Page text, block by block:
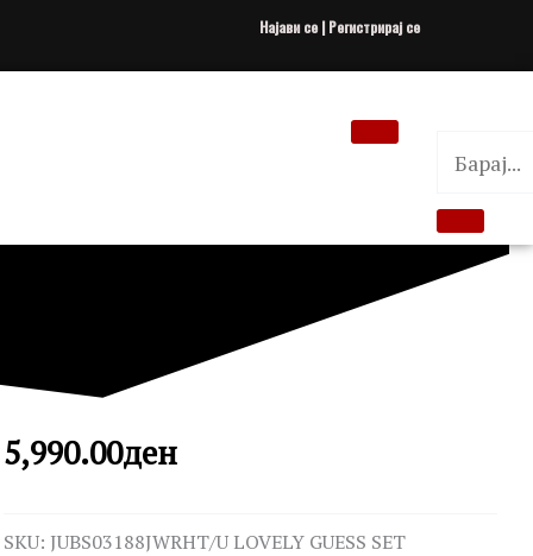
Најави се | Регистрирај се
5,990.00ден
SKU: JUBS03188JWRHT/U LOVELY GUESS SET